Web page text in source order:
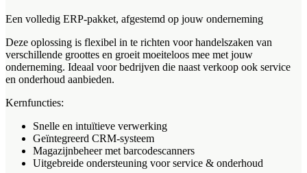
Een volledig ERP-pakket, afgestemd op jouw onderneming
Deze oplossing is flexibel in te richten voor handelszaken van
verschillende groottes en groeit moeiteloos mee met jouw
onderneming. Ideaal voor bedrijven die naast verkoop ook service
en onderhoud aanbieden.
Kernfuncties:
Snelle en intuïtieve verwerking
Geïntegreerd CRM-systeem
Magazijnbeheer met barcodescanners
Uitgebreide ondersteuning voor service & onderhoud